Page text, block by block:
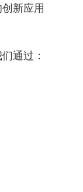
新应用
通过：